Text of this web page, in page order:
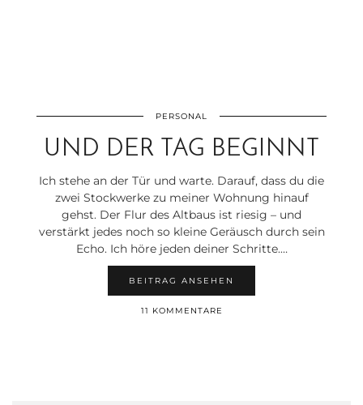
PERSONAL
UND DER TAG BEGINNT
Ich stehe an der Tür und warte. Darauf, dass du die
zwei Stockwerke zu meiner Wohnung hinauf
gehst. Der Flur des Altbaus ist riesig – und
verstärkt jedes noch so kleine Geräusch durch sein
Echo. Ich höre jeden deiner Schritte.…
BEITRAG ANSEHEN
11 KOMMENTARE